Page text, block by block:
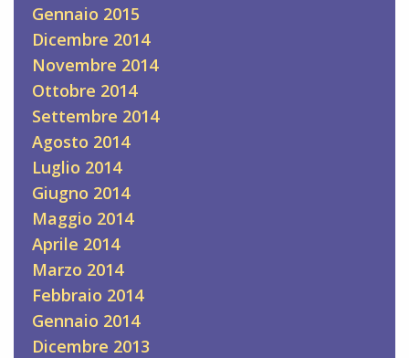
Gennaio 2015
Dicembre 2014
Novembre 2014
Ottobre 2014
Settembre 2014
Agosto 2014
Luglio 2014
Giugno 2014
Maggio 2014
Aprile 2014
Marzo 2014
Febbraio 2014
Gennaio 2014
Dicembre 2013